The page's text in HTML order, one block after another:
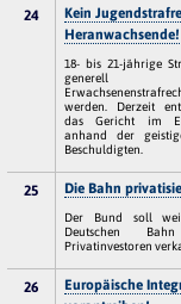
24
Kein
Heranwachsende!
18- bis 21-jährige
generell
werden. Derzeit
das Gericht im
anhand der
Beschuldigten.
25 Die Bahn
Der Bund soll
Deutschen
Privatinvestoren
26
Europäische